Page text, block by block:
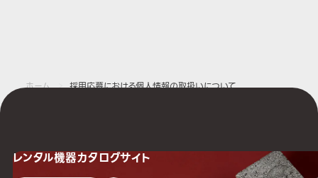
ホーム 採用応募における個人情報の取扱いについて
レンタル機器カタログサイト